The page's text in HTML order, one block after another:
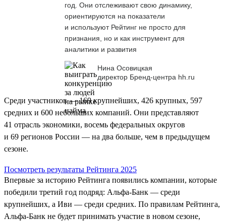
год. Они отслеживают свою динамику,
ориентируются на показатели
и используют Рейтинг не просто для
признания, но и как инструмент для
аналитики и развития
Нина Осовицкая
директор Бренд-центра hh.ru
Среди участников — 169 крупнейших, 426 крупных, 597
средних и 600 небольших компаний. Они представляют
41 отрасль экономики, восемь федеральных округов
и 69 регионов России — на два больше, чем в предыдущем
сезоне.
Посмотреть результаты Рейтинга 2025
Впервые за историю Рейтинга появились компании, которые
победили третий год подряд: Альфа-Банк — среди
крупнейших, а Иви — среди средних. По правилам Рейтинга,
Альфа‑Банк не будет принимать участие в новом сезоне,